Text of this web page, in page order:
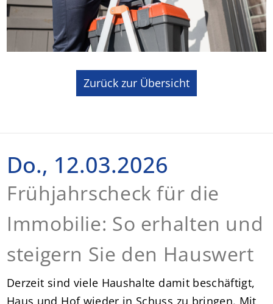
Zurück zur Übersicht
Do., 12.03.2026
Frühjahrscheck für die
Immobilie: So erhalten und
steigern Sie den Hauswert
Derzeit sind viele Haushalte damit beschäftigt,